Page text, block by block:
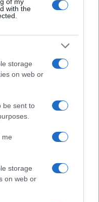
with the
storage
on web or
be sent to
me
storage
on web or
supera